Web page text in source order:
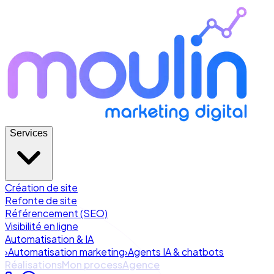
Services
Création de site
Refonte de site
Référencement (SEO)
Visibilité en ligne
Automatisation & IA
›Automatisation marketing›Agents IA & chatbots
RéalisationsMon processAgence